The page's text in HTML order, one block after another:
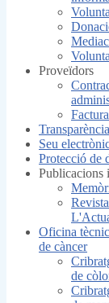
Proveïdors
Seu
Protecció de
Publicacions
Oficina
de càncer
de